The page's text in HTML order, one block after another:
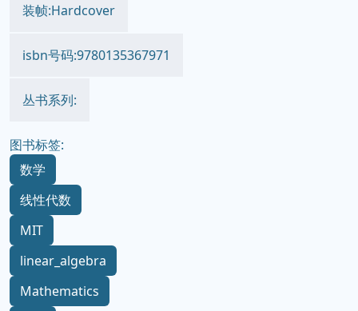
装帧:Hardcover
isbn号码:9780135367971
丛书系列:
图书标签:
数学
线性代数
MIT
linear_algebra
Mathematics